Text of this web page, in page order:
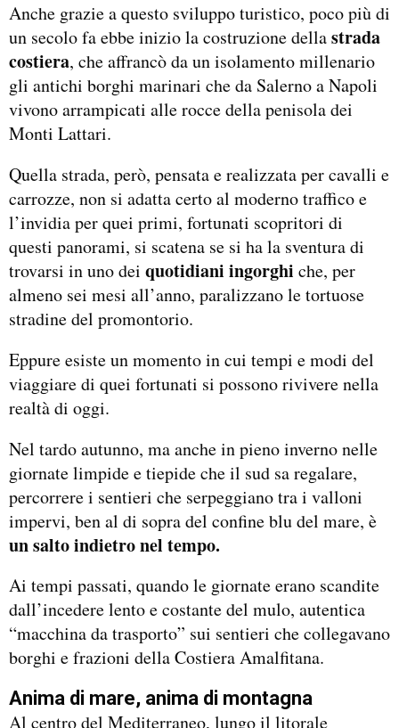
Anche grazie a questo sviluppo turistico, poco più di
un secolo fa ebbe inizio la costruzione dellastrada
costiera, che affrancò da un isolamento millenario
gli antichi borghi marinari che da Salerno a Napoli
vivono arrampicati alle rocce della penisola dei
Monti Lattari.
Quella strada, però, pensata e realizzata per cavalli e
carrozze, non si adatta certo al moderno traffico e
l’invidia per quei primi, fortunati scopritori di
questi panorami, si scatena se si ha la sventura di
trovarsi in uno dei quotidiani ingorghi che, per
almeno sei mesi all’anno, paralizzano le tortuose
stradine del promontorio.
Eppure esiste un momento in cui tempi e modi del
viaggiare di quei fortunati si possono rivivere nella
realtà di oggi.
Nel tardo autunno, ma anche in pieno inverno nelle
giornate limpide e tiepide che il sud sa regalare,
percorrere i sentieri che serpeggiano tra i valloni
impervi, ben al di sopra del confine blu del mare, è
un salto indietro nel tempo.
Ai tempi passati, quando le giornate erano scandite
dall’incedere lento e costante del mulo, autentica
“macchina da trasporto” sui sentieri che collegavano
borghi e frazioni della Costiera Amalfitana.
Anima di mare, anima di montagna
Al centro del Mediterraneo, lungo il litorale